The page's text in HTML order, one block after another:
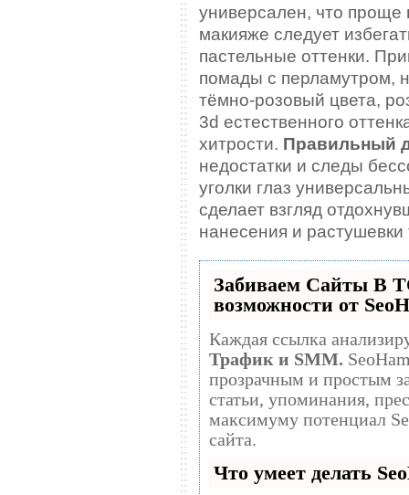
универсален, что проще
макияже следует
пастельные оттенки.
помады с перламутром,
тёмно-розовый цвета,
3d естественного
хитрости. Правильный
недостатки и следы
уголки глаз
сделает взгляд
нанесения и растушевки
Забиваем Сайты В
возможности от
Каждая ссылка
Трафик и SMM.
прозрачным и простым занятием. Ссылки,
статьи, упоминания,
максимуму потенциал
сайта.
Что умеет делать